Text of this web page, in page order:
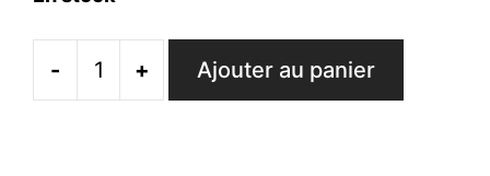
-
quantité
+ Ajouter au panier